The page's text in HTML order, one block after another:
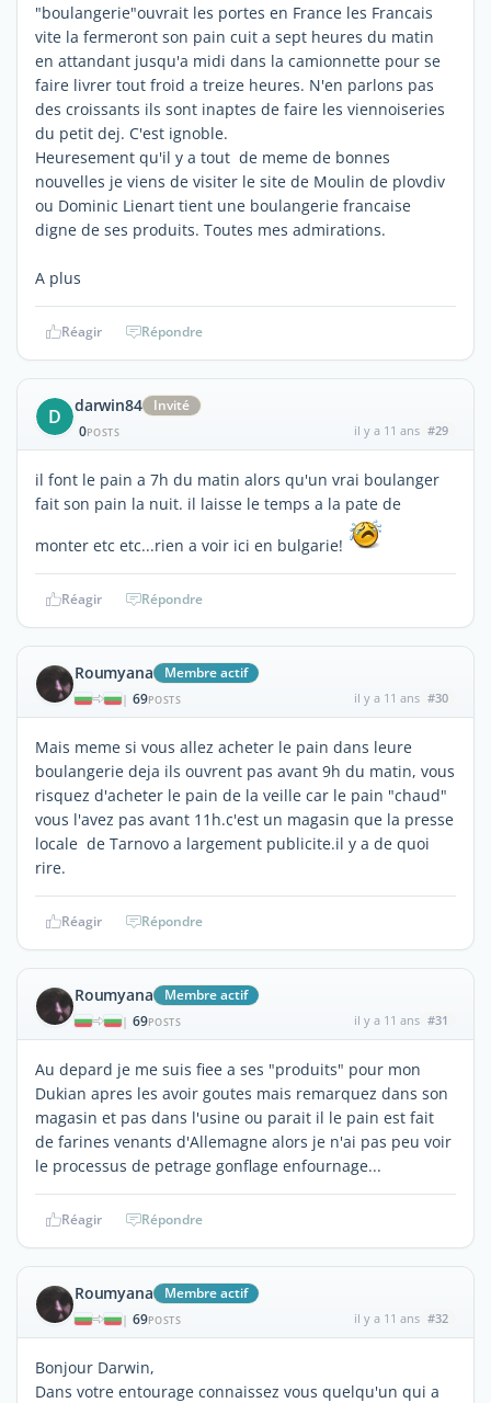
"boulangerie"ouvrait les portes en France les Francais
vite la fermeront son pain cuit a sept heures du matin
en attandant jusqu'a midi dans la camionnette pour se
faire livrer tout froid a treize heures. N'en parlons pas
des croissants ils sont inaptes de faire les viennoiseries
du petit dej. C'est ignoble.
Heuresement qu'il y a tout de meme de bonnes
nouvelles je viens de visiter le site de Moulin de plovdiv
ou Dominic Lienart tient une boulangerie francaise
digne de ses produits. Toutes mes admirations.
A plus
Réagir Répondre
D darwin84
Invité
0POSTS il y a 11 ans #29
il font le pain a 7h du matin alors qu'un vrai boulanger
fait son pain la nuit. il laisse le temps a la pate de
monter etc etc...rien a voir ici en bulgarie!
Réagir Répondre
Roumyana Membre actif
| 69POSTS il y a 11 ans #30
Mais meme si vous allez acheter le pain dans leure
boulangerie deja ils ouvrent pas avant 9h du matin, vous
risquez d'acheter le pain de la veille car le pain "chaud"
vous l'avez pas avant 11h.c'est un magasin que la presse
locale de Tarnovo a largement publicite.il y a de quoi
rire.
Réagir Répondre
Roumyana Membre actif
| 69POSTS il y a 11 ans #31
Au depard je me suis fiee a ses "produits" pour mon
Dukian apres les avoir goutes mais remarquez dans son
magasin et pas dans l'usine ou parait il le pain est fait
de farines venants d'Allemagne alors je n'ai pas peu voir
le processus de petrage gonflage enfournage...
Réagir Répondre
Roumyana Membre actif
| 69POSTS il y a 11 ans #32
Bonjour Darwin,
Dans votre entourage connaissez vous quelqu'un qui a